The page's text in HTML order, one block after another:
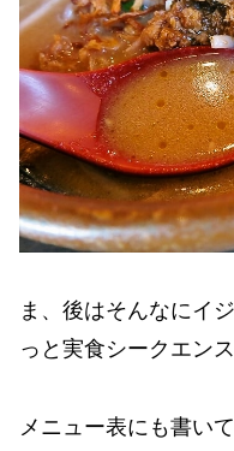
ま、後はそんなにイ
っと実食シークエンス
メニュー表にも書い